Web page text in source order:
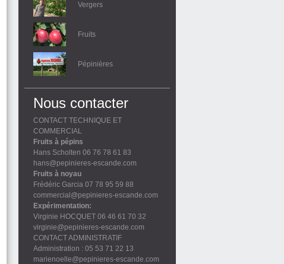
Vergers
Fruits
Pépinières
Nous contacter
CONTACT TECHNIQUE ET
COMMERCIAL
Fruits à pépins
Hans Scholten 06 76 78 61 83
hans@pepinieres-escande.com
Fruits à noyau
Frédéric Garcia 07 78 95 59 88
commercial@pepinieres-escande.com
Expérimentation:
Virginie HOCQUET 06 46 61 70 32
virginie@pepinieres-escande.com
CONTACT ADMINISTRATIF
Administration : 05 53 71 22 13
marienoelle@pepinieres-escande.com